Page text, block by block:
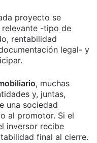
proyecto se
-tipo de
rentabilidad
legal- y
, muchas
y, juntas,
una sociedad
al promotor. Si el
inversor recibe
final al cierre.